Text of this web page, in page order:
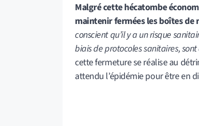
Malgré cette hécatombe
maintenir fermées les boîtes de
conscient qu’il y a un risque
biais de protocoles sanitaires,
cette fermeture se réalise au
attendu l’épidémie pour être en